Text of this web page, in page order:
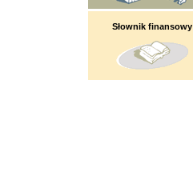
Słownik finansowy